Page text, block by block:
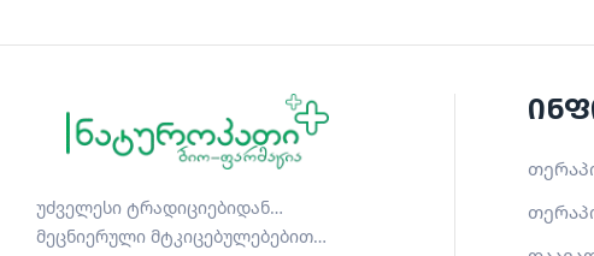
უძველესი ტრადიციებიდან…
მეცნიერული მტკიცებულებებით…